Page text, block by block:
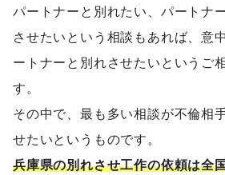
パートナーと別れたい、パートナ
させたいという相談もあれば、意
ートナーと別れさせたいというご
す。
その中で、最も多い相談が不倫相
せたいというものです。
兵庫県の別れさせ工作の依頼は全